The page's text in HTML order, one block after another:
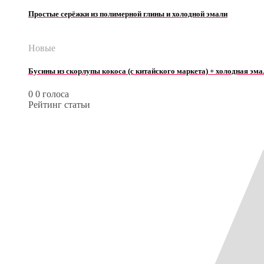
Простые серёжки из полимерной глины и холодной эмали
Новые
Бусины из скорлупы кокоса (с китайского маркета) + холодная
0 0 голоса
Рейтинг статьи